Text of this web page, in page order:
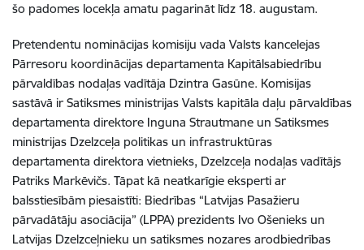
šo padomes locekļa amatu pagarināt līdz 18. augustam.
Pretendentu nominācijas komisiju vada Valsts kancelejas
Pārresoru koordinācijas departamenta Kapitālsabiedrību
pārvaldības nodaļas vadītāja Dzintra Gasūne. Komisijas
sastāvā ir Satiksmes ministrijas Valsts kapitāla daļu pārvaldības
departamenta direktore Inguna Strautmane un Satiksmes
ministrijas Dzelzceļa politikas un infrastruktūras
departamenta direktora vietnieks, Dzelzceļa nodaļas vadītājs
Patriks Markēvičs. Tāpat kā neatkarīgie eksperti ar
balsstiesībām piesaistīti: Biedrības “Latvijas Pasažieru
pārvadātāju asociācija” (LPPA) prezidents Ivo Ošenieks un
Latvijas Dzelzceļnieku un satiksmes nozares arodbiedrības